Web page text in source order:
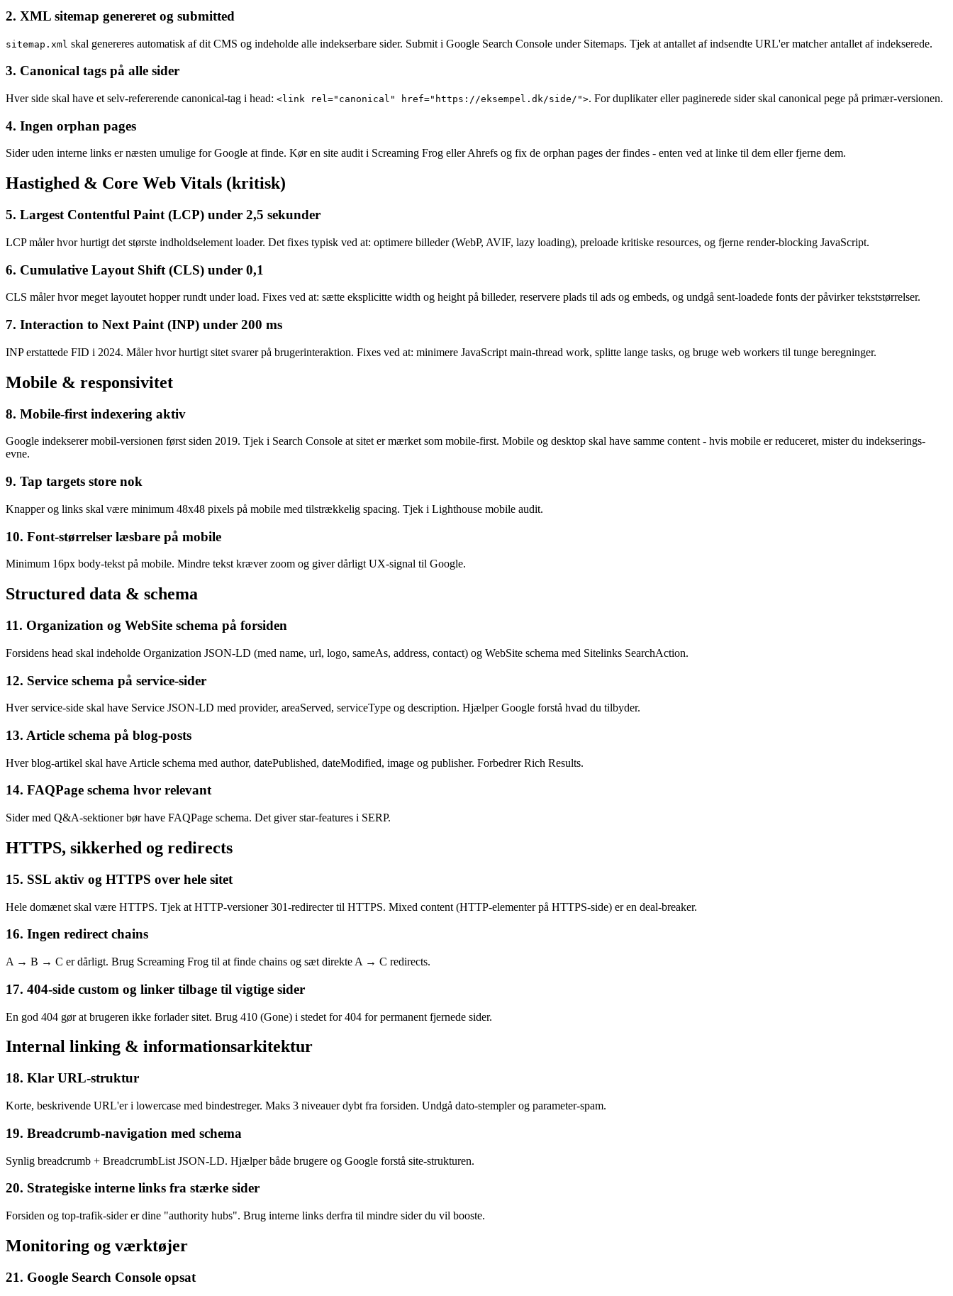
2. XML sitemap genereret og submitted
sitemap.xml skal genereres automatisk af dit CMS og indeholde alle indekserbare sider. Submit i Google Search Console under Sitemaps. Tjek at antallet af indsendte URL'er matcher antallet af indekserede.
3. Canonical tags på alle sider
Hver side skal have et selv-refererende canonical-tag i head: <link rel="canonical" href="https://eksempel.dk/side/">. For duplikater eller paginerede sider skal canonical pege på primær-versionen.
4. Ingen orphan pages
Sider uden interne links er næsten umulige for Google at finde. Kør en site audit i Screaming Frog eller Ahrefs og fix de orphan pages der findes - enten ved at linke til dem eller fjerne dem.
Hastighed & Core Web Vitals (kritisk)
5. Largest Contentful Paint (LCP) under 2,5 sekunder
LCP måler hvor hurtigt det største indholdselement loader. Det fixes typisk ved at: optimere billeder (WebP, AVIF, lazy loading), preloade kritiske resources, og fjerne render-blocking JavaScript.
6. Cumulative Layout Shift (CLS) under 0,1
CLS måler hvor meget layoutet hopper rundt under load. Fixes ved at: sætte eksplicitte width og height på billeder, reservere plads til ads og embeds, og undgå sent-loadede fonts der påvirker tekststørrelser.
7. Interaction to Next Paint (INP) under 200 ms
INP erstattede FID i 2024. Måler hvor hurtigt sitet svarer på brugerinteraktion. Fixes ved at: minimere JavaScript main-thread work, splitte lange tasks, og bruge web workers til tunge beregninger.
Mobile & responsivitet
8. Mobile-first indexering aktiv
Google indekserer mobil-versionen først siden 2019. Tjek i Search Console at sitet er mærket som mobile-first. Mobile og desktop skal have samme content - hvis mobile er reduceret, mister du indekserings-
evne.
9. Tap targets store nok
Knapper og links skal være minimum 48x48 pixels på mobile med tilstrækkelig spacing. Tjek i Lighthouse mobile audit.
10. Font-størrelser læsbare på mobile
Minimum 16px body-tekst på mobile. Mindre tekst kræver zoom og giver dårligt UX-signal til Google.
Structured data & schema
11. Organization og WebSite schema på forsiden
Forsidens head skal indeholde Organization JSON-LD (med name, url, logo, sameAs, address, contact) og WebSite schema med Sitelinks SearchAction.
12. Service schema på service-sider
Hver service-side skal have Service JSON-LD med provider, areaServed, serviceType og description. Hjælper Google forstå hvad du tilbyder.
13. Article schema på blog-posts
Hver blog-artikel skal have Article schema med author, datePublished, dateModified, image og publisher. Forbedrer Rich Results.
14. FAQPage schema hvor relevant
Sider med Q&A-sektioner bør have FAQPage schema. Det giver star-features i SERP.
HTTPS, sikkerhed og redirects
15. SSL aktiv og HTTPS over hele sitet
Hele domænet skal være HTTPS. Tjek at HTTP-versioner 301-redirecter til HTTPS. Mixed content (HTTP-elementer på HTTPS-side) er en deal-breaker.
16. Ingen redirect chains
A → B → C er dårligt. Brug Screaming Frog til at finde chains og sæt direkte A → C redirects.
17. 404-side custom og linker tilbage til vigtige sider
En god 404 gør at brugeren ikke forlader sitet. Brug 410 (Gone) i stedet for 404 for permanent fjernede sider.
Internal linking & informationsarkitektur
18. Klar URL-struktur
Korte, beskrivende URL'er i lowercase med bindestreger. Maks 3 niveauer dybt fra forsiden. Undgå dato-stempler og parameter-spam.
19. Breadcrumb-navigation med schema
Synlig breadcrumb + BreadcrumbList JSON-LD. Hjælper både brugere og Google forstå site-strukturen.
20. Strategiske interne links fra stærke sider
Forsiden og top-trafik-sider er dine "authority hubs". Brug interne links derfra til mindre sider du vil booste.
Monitoring og værktøjer
21. Google Search Console opsat